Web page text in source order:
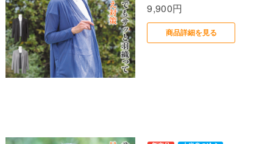
9,900円
商品詳細を見る